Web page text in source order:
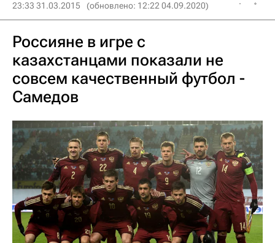
23:33 31.03.2015 (обновлено: 12:22 04.09.2020)
Россияне в игре с
казахстанцами показали не
совсем качественный футбол -
Самедов